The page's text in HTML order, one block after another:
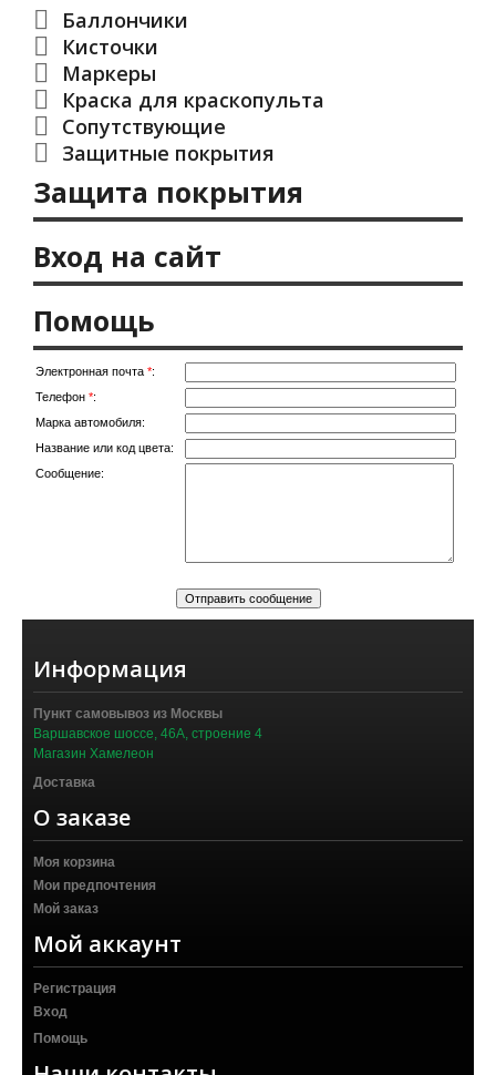
Баллончики
Кисточки
Маркеры
Краска для краскопульта
Сопутствующие
Защитные покрытия
Защита покрытия
Вход на сайт
Помощь
Электронная почта *:
Телефон *:
Марка автомобиля:
Название или код цвета:
Сообщение:
Информация
Пункт самовывоз из Москвы
Варшавское шоссе, 46А, строение 4
Магазин Хамелеон
Доставка
О заказе
Моя корзина
Мои предпочтения
Мой заказ
Мой аккаунт
Регистрация
Вход
Помощь